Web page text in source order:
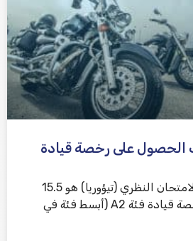
الحصول على رخصة قيادة
السن الأدنى لإجراء الامتحان النظري (تيؤوريا) هو 15.5
عامًا للحصول على رخصة قيادة فئة A2 (أبسط فئة في